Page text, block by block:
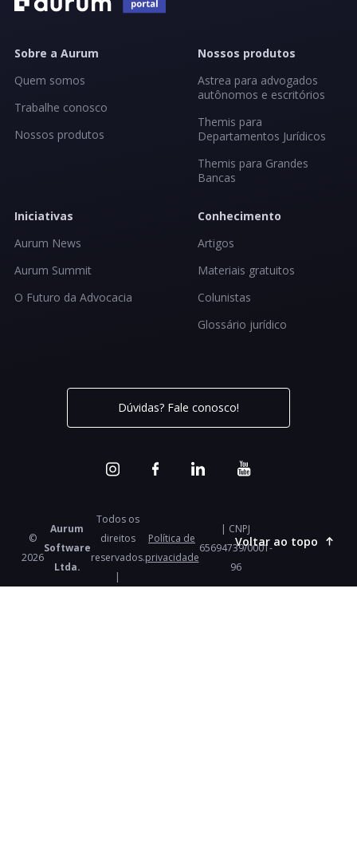
Sobre a Aurum
Quem somos
Trabalhe conosco
Nossos produtos
Nossos produtos
Astrea para advogados
autônomos e escritórios
Themis para
Departamentos Jurídicos
Themis para Grandes
Bancas
Iniciativas
Aurum News
Aurum Summit
O Futuro da Advocacia
Conhecimento
Artigos
Materiais gratuitos
Colunistas
Glossário jurídico
Dúvidas? Fale conosco!
©
2026
Aurum
Software
Ltda.
Todos os
direitos
reservados.
|
Política de
privacidade
| CNPJ
65694739/0001-
96
Voltar ao topo